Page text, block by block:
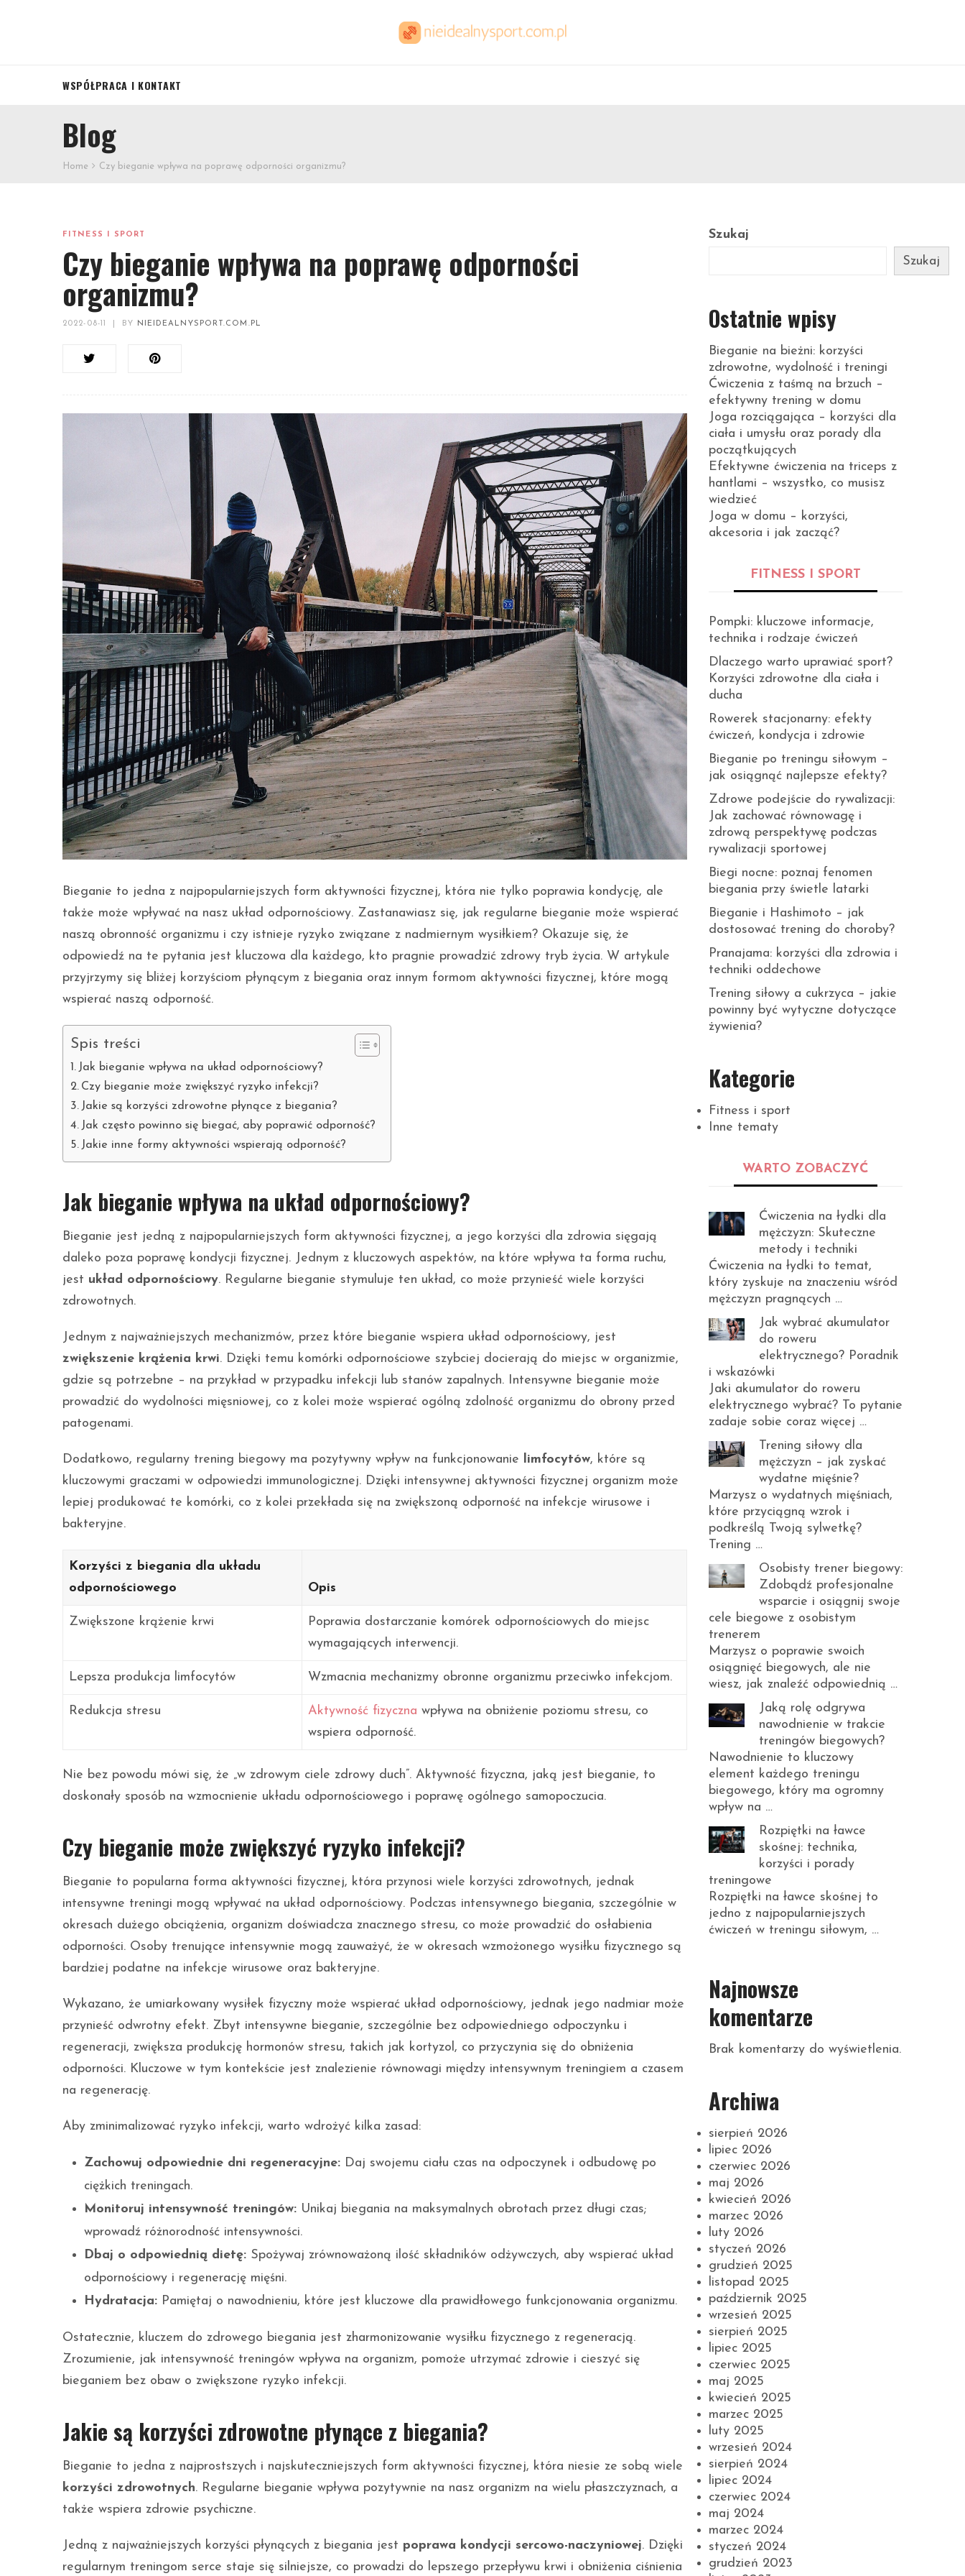
WSPÓŁPRACA I KONTAKT
Blog
Home Czy bieganie wpływa na poprawę odporności organizmu?
FITNESS I SPORT
Czy bieganie wpływa na poprawę odporności
organizmu?
2022-08-11 BY NIEIDEALNYSPORT.COM.PL
Bieganie to jedna z najpopularniejszych form aktywności fizycznej, która nie tylko poprawia kondycję, ale
także może wpływać na nasz układ odpornościowy. Zastanawiasz się, jak regularne bieganie może wspierać
naszą obronność organizmu i czy istnieje ryzyko związane z nadmiernym wysiłkiem? Okazuje się, że
odpowiedź na te pytania jest kluczowa dla każdego, kto pragnie prowadzić zdrowy tryb życia. W artykule
przyjrzymy się bliżej korzyściom płynącym z biegania oraz innym formom aktywności fizycznej, które mogą
wspierać naszą odporność.
Spis treści
Jak bieganie wpływa na układ odpornościowy?
Czy bieganie może zwiększyć ryzyko infekcji?
Jakie są korzyści zdrowotne płynące z biegania?
Jak często powinno się biegać, aby poprawić odporność?
Jakie inne formy aktywności wspierają odporność?
Jak bieganie wpływa na układ odpornościowy?
Bieganie jest jedną z najpopularniejszych form aktywności fizycznej, a jego korzyści dla zdrowia sięgają
daleko poza poprawę kondycji fizycznej. Jednym z kluczowych aspektów, na które wpływa ta forma ruchu,
jest układ odpornościowy. Regularne bieganie stymuluje ten układ, co może przynieść wiele korzyści
zdrowotnych.
Jednym z najważniejszych mechanizmów, przez które bieganie wspiera układ odpornościowy, jest
zwiększenie krążenia krwi. Dzięki temu komórki odpornościowe szybciej docierają do miejsc w organizmie,
gdzie są potrzebne – na przykład w przypadku infekcji lub stanów zapalnych. Intensywne bieganie może
prowadzić do wydolności mięsniowej, co z kolei może wspierać ogólną zdolność organizmu do obrony przed
patogenami.
Dodatkowo, regularny trening biegowy ma pozytywny wpływ na funkcjonowanie limfocytów, które są
kluczowymi graczami w odpowiedzi immunologicznej. Dzięki intensywnej aktywności fizycznej organizm może
lepiej produkować te komórki, co z kolei przekłada się na zwiększoną odporność na infekcje wirusowe i
bakteryjne.
Korzyści z biegania dla układu
odpornościowego
Opis
Zwiększone krążenie krwi
Poprawia dostarczanie komórek odpornościowych do miejsc
wymagających interwencji.
Lepsza produkcja limfocytów Wzmacnia mechanizmy obronne organizmu przeciwko infekcjom.
Redukcja stresu Aktywność fizyczna wpływa na obniżenie poziomu stresu, co
wspiera odporność.
Nie bez powodu mówi się, że „w zdrowym ciele zdrowy duch”. Aktywność fizyczna, jaką jest bieganie, to
doskonały sposób na wzmocnienie układu odpornościowego i poprawę ogólnego samopoczucia.
Czy bieganie może zwiększyć ryzyko infekcji?
Bieganie to popularna forma aktywności fizycznej, która przynosi wiele korzyści zdrowotnych, jednak
intensywne treningi mogą wpływać na układ odpornościowy. Podczas intensywnego biegania, szczególnie w
okresach dużego obciążenia, organizm doświadcza znacznego stresu, co może prowadzić do osłabienia
odporności. Osoby trenujące intensywnie mogą zauważyć, że w okresach wzmożonego wysiłku fizycznego są
bardziej podatne na infekcje wirusowe oraz bakteryjne.
Wykazano, że umiarkowany wysiłek fizyczny może wspierać układ odpornościowy, jednak jego nadmiar może
przynieść odwrotny efekt. Zbyt intensywne bieganie, szczególnie bez odpowiedniego odpoczynku i
regeneracji, zwiększa produkcję hormonów stresu, takich jak kortyzol, co przyczynia się do obniżenia
odporności. Kluczowe w tym kontekście jest znalezienie równowagi między intensywnym treningiem a czasem
na regenerację.
Aby zminimalizować ryzyko infekcji, warto wdrożyć kilka zasad:
Zachowuj odpowiednie dni regeneracyjne: Daj swojemu ciału czas na odpoczynek i odbudowę po
ciężkich treningach.
Monitoruj intensywność treningów: Unikaj biegania na maksymalnych obrotach przez długi czas;
wprowadź różnorodność intensywności.
Dbaj o odpowiednią dietę: Spożywaj zrównoważoną ilość składników odżywczych, aby wspierać układ
odpornościowy i regenerację mięśni.
Hydratacja: Pamiętaj o nawodnieniu, które jest kluczowe dla prawidłowego funkcjonowania organizmu.
Ostatecznie, kluczem do zdrowego biegania jest zharmonizowanie wysiłku fizycznego z regeneracją.
Zrozumienie, jak intensywność treningów wpływa na organizm, pomoże utrzymać zdrowie i cieszyć się
bieganiem bez obaw o zwiększone ryzyko infekcji.
Jakie są korzyści zdrowotne płynące z biegania?
Bieganie to jedna z najprostszych i najskuteczniejszych form aktywności fizycznej, która niesie ze sobą wiele
korzyści zdrowotnych. Regularne bieganie wpływa pozytywnie na nasz organizm na wielu płaszczyznach, a
także wspiera zdrowie psychiczne.
Jedną z najważniejszych korzyści płynących z biegania jest poprawa kondycji sercowo-naczyniowej. Dzięki
regularnym treningom serce staje się silniejsze, co prowadzi do lepszego przepływu krwi i obniżenia ciśnienia
Szukaj
Szukaj
Ostatnie wpisy
Bieganie na bieżni: korzyści
zdrowotne, wydolność i treningi
Ćwiczenia z taśmą na brzuch –
efektywny trening w domu
Joga rozciągająca – korzyści dla
ciała i umysłu oraz porady dla
początkujących
Efektywne ćwiczenia na triceps z
hantlami – wszystko, co musisz
wiedzieć
Joga w domu – korzyści,
akcesoria i jak zacząć?
FITNESS I SPORT
Pompki: kluczowe informacje,
technika i rodzaje ćwiczeń
Dlaczego warto uprawiać sport?
Korzyści zdrowotne dla ciała i
ducha
Rowerek stacjonarny: efekty
ćwiczeń, kondycja i zdrowie
Bieganie po treningu siłowym –
jak osiągnąć najlepsze efekty?
Zdrowe podejście do rywalizacji:
Jak zachować równowagę i
zdrową perspektywę podczas
rywalizacji sportowej
Biegi nocne: poznaj fenomen
biegania przy świetle latarki
Bieganie i Hashimoto – jak
dostosować trening do choroby?
Pranajama: korzyści dla zdrowia i
techniki oddechowe
Trening siłowy a cukrzyca – jakie
powinny być wytyczne dotyczące
żywienia?
Kategorie
Fitness i sport
Inne tematy
WARTO ZOBACZYĆ
Ćwiczenia na łydki dla
mężczyzn: Skuteczne
metody i techniki
Ćwiczenia na łydki to temat,
który zyskuje na znaczeniu wśród
mężczyzn pragnących …
Jak wybrać akumulator
do roweru
elektrycznego? Poradnik
i wskazówki
Jaki akumulator do roweru
elektrycznego wybrać? To pytanie
zadaje sobie coraz więcej …
Trening siłowy dla
mężczyzn – jak zyskać
wydatne mięśnie?
Marzysz o wydatnych mięśniach,
które przyciągną wzrok i
podkreślą Twoją sylwetkę?
Trening …
Osobisty trener biegowy:
Zdobądź profesjonalne
wsparcie i osiągnij swoje
cele biegowe z osobistym
trenerem
Marzysz o poprawie swoich
osiągnięć biegowych, ale nie
wiesz, jak znaleźć odpowiednią …
Jaką rolę odgrywa
nawodnienie w trakcie
treningów biegowych?
Nawodnienie to kluczowy
element każdego treningu
biegowego, który ma ogromny
wpływ na …
Rozpiętki na ławce
skośnej: technika,
korzyści i porady
treningowe
Rozpiętki na ławce skośnej to
jedno z najpopularniejszych
ćwiczeń w treningu siłowym, …
Najnowsze
komentarze
Brak komentarzy do wyświetlenia.
Archiwa
sierpień 2026
lipiec 2026
czerwiec 2026
maj 2026
kwiecień 2026
marzec 2026
luty 2026
styczeń 2026
grudzień 2025
listopad 2025
październik 2025
wrzesień 2025
sierpień 2025
lipiec 2025
czerwiec 2025
maj 2025
kwiecień 2025
marzec 2025
luty 2025
wrzesień 2024
sierpień 2024
lipiec 2024
czerwiec 2024
maj 2024
marzec 2024
styczeń 2024
grudzień 2023